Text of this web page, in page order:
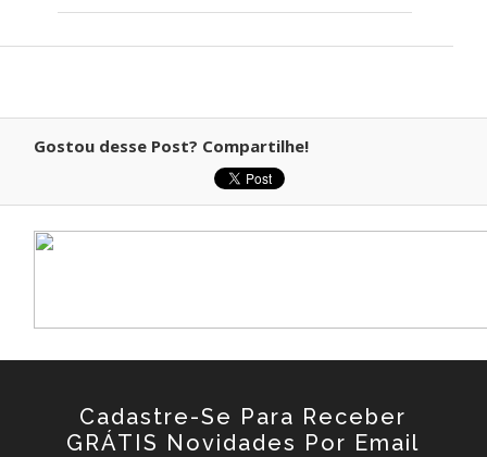
Gostou desse Post? Compartilhe!
Cadastre-Se Para Receber
GRÁTIS Novidades Por Email